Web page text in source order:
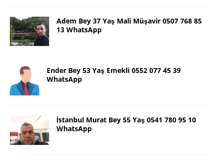
Adem Bey 37 Yaş Mali Müşavir 0507 768 85
13 WhatsApp
Ender Bey 53 Yaş Emekli 0552 077 45 39
WhatsApp
İstanbul Murat Bey 55 Yaş 0541 780 95 10
WhatsApp